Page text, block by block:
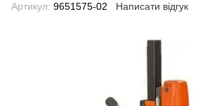
Артикул: 9651575-02 Написати відгук